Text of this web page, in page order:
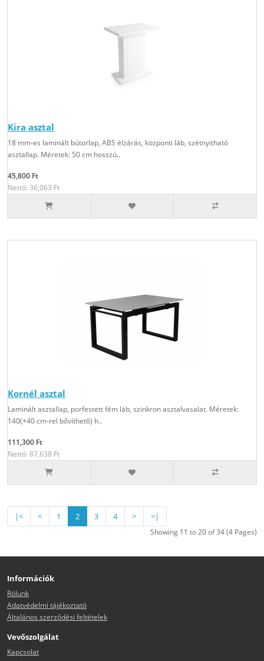
Kira asztal
18 mm-es laminált bútorlap, ABS élzárás, központi láb, szétnyitható
asztallap. Méretek: 50 cm hosszú..
45,800 Ft
Nettó: 36,063 Ft
Kornél asztal
Laminált asztallap, porfestett fém láb, szinkron asztalvasalat. Méretek:
140(+40 cm-rel bővíthető) h..
111,300 Ft
Nettó: 87,638 Ft
|< < 1 2 3 4 > >|
Showing 11 to 20 of 34 (4 Pages)
Információk
Rólunk
Adatvédelmi tájékoztató
Általános szerződési feltételek
Vevőszolgálat
Kapcsolat